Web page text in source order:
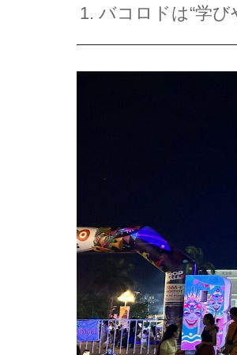
1. バコロドは“学